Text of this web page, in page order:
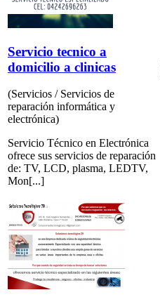
Servicio tecnico a
domicilio a clinicas
(Servicios / Servicios de
reparación informática y
electrónica)
Servicio Técnico en Electrónica
ofrece sus servicios de reparación
de: TV, LCD, plasma, LEDTV,
Mon[...]